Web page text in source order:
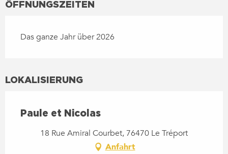
ÖFFNUNGSZEITEN
Das ganze Jahr über 2026
LOKALISIERUNG
Paule et Nicolas
18 Rue Amiral Courbet, 76470 Le Tréport
Anfahrt